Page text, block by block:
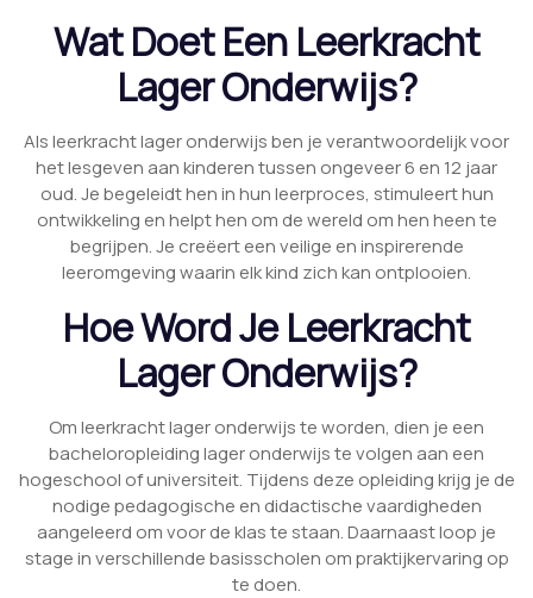
Wat Doet Een Leerkracht
Lager Onderwijs?
Als leerkracht lager onderwijs ben je verantwoordelijk voor
het lesgeven aan kinderen tussen ongeveer 6 en 12 jaar
oud. Je begeleidt hen in hun leerproces, stimuleert hun
ontwikkeling en helpt hen om de wereld om hen heen te
begrijpen. Je creëert een veilige en inspirerende
leeromgeving waarin elk kind zich kan ontplooien.
Hoe Word Je Leerkracht
Lager Onderwijs?
Om leerkracht lager onderwijs te worden, dien je een
bacheloropleiding lager onderwijs te volgen aan een
hogeschool of universiteit. Tijdens deze opleiding krijg je de
nodige pedagogische en didactische vaardigheden
aangeleerd om voor de klas te staan. Daarnaast loop je
stage in verschillende basisscholen om praktijkervaring op
te doen.